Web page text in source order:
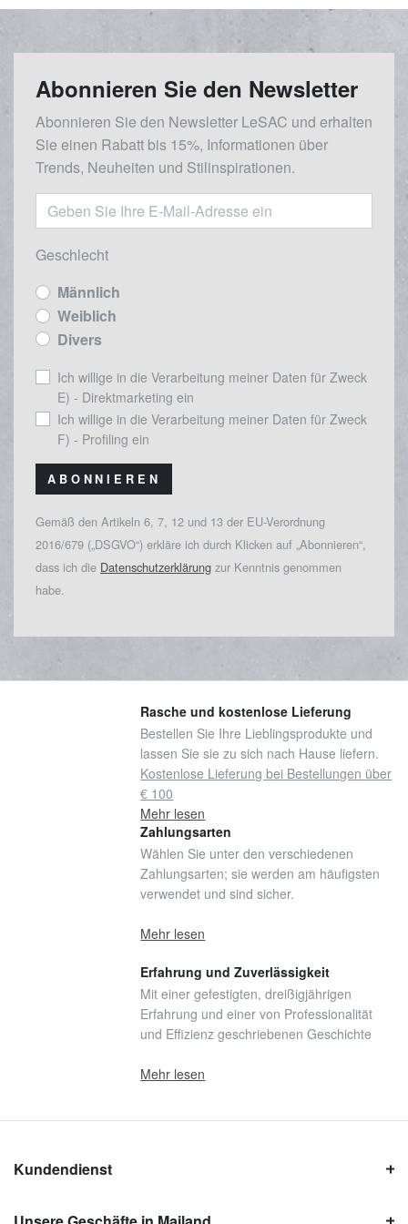
Abonnieren Sie den Newsletter
Abonnieren Sie den Newsletter LeSAC und erhalten
Sie einen Rabatt bis 15%, Informationen über
Trends, Neuheiten und Stilinspirationen.
Geschlecht
Männlich
Weiblich
Divers
Ich willige in die Verarbeitung meiner Daten für Zweck
E) - Direktmarketing ein
Ich willige in die Verarbeitung meiner Daten für Zweck
F) - Profiling ein
ABONNIEREN
Gemäß den Artikeln 6, 7, 12 und 13 der EU-Verordnung
2016/679 („DSGVO“) erkläre ich durch Klicken auf „Abonnieren“,
dass ich die Datenschutzerklärung zur Kenntnis genommen
habe.
Rasche und kostenlose Lieferung
Bestellen Sie Ihre Lieblingsprodukte und
lassen Sie sie zu sich nach Hause liefern.
Kostenlose Lieferung bei Bestellungen über
€ 100
Mehr lesen
Zahlungsarten
Wählen Sie unter den verschiedenen
Zahlungsarten; sie werden am häufigsten
verwendet und sind sicher.
Mehr lesen
Erfahrung und Zuverlässigkeit
Mit einer gefestigten, dreißigjährigen
Erfahrung und einer von Professionalität
und Effizienz geschriebenen Geschichte
Mehr lesen
Kundendienst